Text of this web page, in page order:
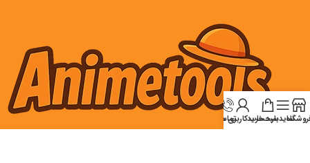
سایدبارسبد خرید
حساب کاربری من
تماس